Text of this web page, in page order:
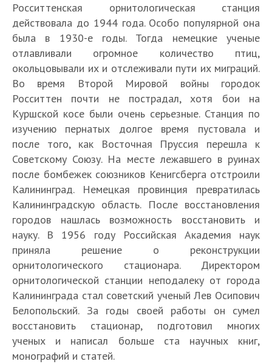
Росситтенская орнитологическая станция
действовала до 1944 года. Особо популярной она
была в 1930-е годы. Тогда немецкие ученые
отлавливали огромное количество птиц,
окольцовывали их и отслеживали пути их миграций.
Во время Второй Мировой войны городок
Росситтен почти не пострадал, хотя бои на
Куршской косе были очень серьезные. Станция по
изучению пернатых долгое время пустовала и
после того, как Восточная Пруссия перешла к
Советскому Союзу. На месте лежавшего в руинах
после бомбежек союзников Кенигсберга отстроили
Калининград. Немецкая провинция превратилась
Калининградскую область. После восстановления
городов нашлась возможность восстановить и
науку. В 1956 году Российская Академия наук
приняла решение о реконструкции
орнитологического стационара. Директором
орнитологической станции неподалеку от города
Калининграда стал советский ученый Лев Осипович
Белопольский. За годы своей работы он сумел
восстановить стационар, подготовил многих
ученых и написал больше ста научных книг,
монографий и статей.